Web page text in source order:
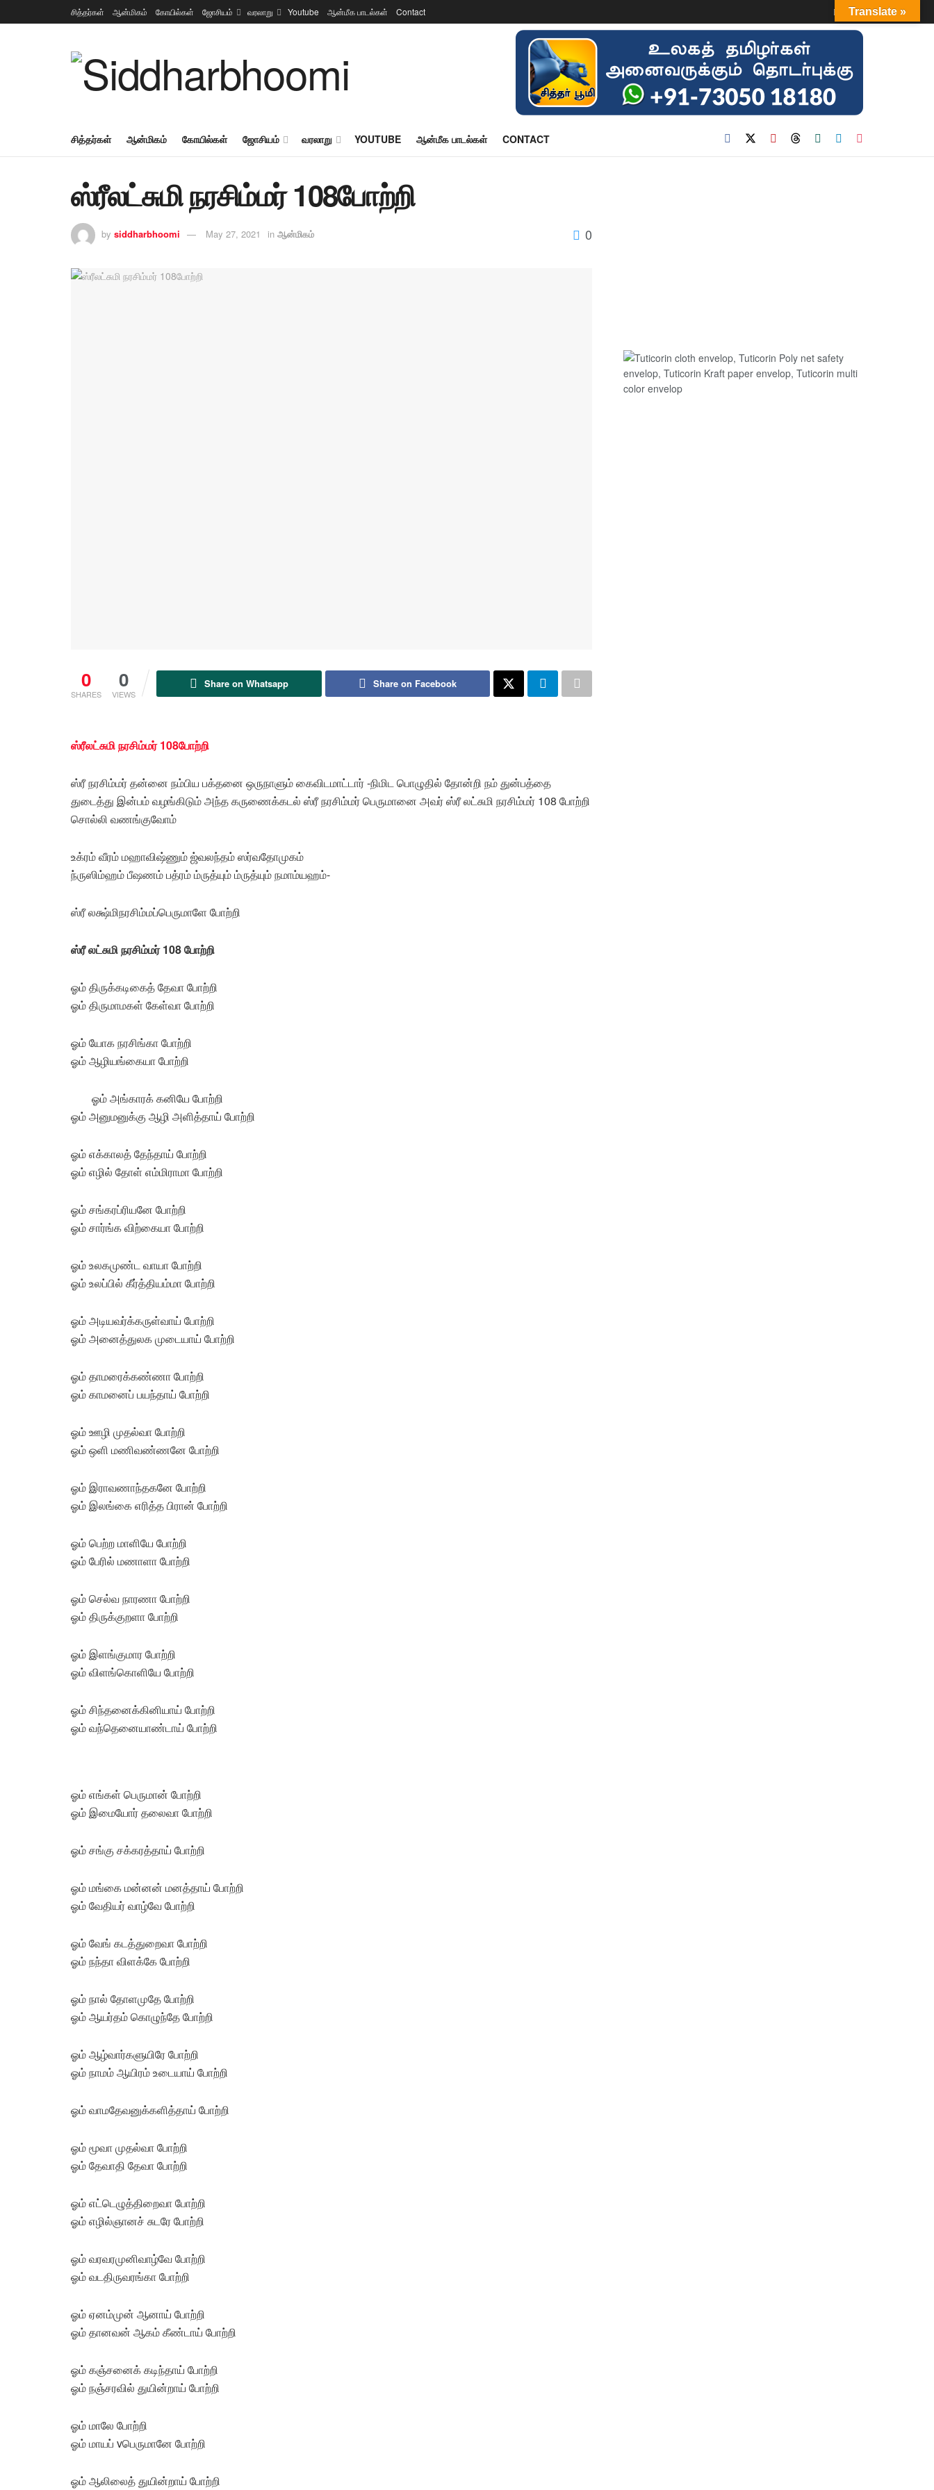
சித்தர்கள் ஆன்மிகம் கோயில்கள் ஜோசியம் வரலாறு Youtube ஆன்மீக பாடல்கள் Contact Login
சித்தர்கள் ஆன்மிகம் கோயில்கள் ஜோசியம் வரலாறு YOUTUBE ஆன்மீக பாடல்கள் CONTACT
ஸ்ரீலட்சுமி நரசிம்மர் 108போற்றி
by siddharbhoomi May 27, 2021 in ஆன்மிகம் 0
0
SHARES
0
VIEWS
Share on Whatsapp Share on Facebook
ஸ்ரீலட்சுமி நரசிம்மர் 108போற்றி
ஸ்ரீ நரசிம்மர் தன்னை நம்பிய பக்தனை ஒருநாளும் கைவிடமாட்டார் -நிமிட பொழுதில் தோன்றி நம் துன்பத்தை
துடைத்து இன்பம் வழங்கிடும் அந்த கருணைக்கடல் ஸ்ரீ நரசிம்மர் பெருமானை அவர் ஸ்ரீ லட்சுமி நரசிம்மர் 108 போற்றி
சொல்லி வணங்குவோம்
உக்ரம் வீரம் மஹாவிஷ்ணும் ஜ்வலந்தம் ஸர்வதோமுகம்
ந்ருஸிம்ஹம் பீஷணம் பத்ரம் ம்ருத்யும் ம்ருத்யும் நமாம்யஹம்-
ஸ்ரீ லக்ஷ்மிநரசிம்மப்பெருமாளே போற்றி
ஸ்ரீ லட்சுமி நரசிம்மர் 108 போற்றி
ஓம் திருக்கடிகைத் தேவா போற்றி
ஓம் திருமாமகள் கேள்வா போற்றி
ஓம் யோக நரசிங்கா போற்றி
ஓம் ஆழியங்கையா போற்றி
ஓம் அங்காரக் கனியே போற்றி
ஓம் அனுமனுக்கு ஆழி அளித்தாய் போற்றி
ஓம் எக்காலத் தேந்தாய் போற்றி
ஓம் எழில் தோள் எம்மிராமா போற்றி
ஓம் சங்கரப்ரியனே போற்றி
ஓம் சார்ங்க விற்கையா போற்றி
ஓம் உலகமுண்ட வாயா போற்றி
ஓம் உலப்பில் கீர்த்தியம்மா போற்றி
ஓம் அடியவர்க்கருள்வாய் போற்றி
ஓம் அனைத்துலக முடையாய் போற்றி
ஓம் தாமரைக்கண்ணா போற்றி
ஓம் காமனைப் பயந்தாய் போற்றி
ஓம் ஊழி முதல்வா போற்றி
ஓம் ஒளி மணிவண்ணனே போற்றி
ஓம் இராவணாந்தகனே போற்றி
ஓம் இலங்கை எரித்த பிரான் போற்றி
ஓம் பெற்ற மாளியே போற்றி
ஓம் பேரில் மணாளா போற்றி
ஓம் செல்வ நாரணா போற்றி
ஓம் திருக்குறளா போற்றி
ஓம் இளங்குமார போற்றி
ஓம் விளங்கொளியே போற்றி
ஓம் சிந்தனைக்கினியாய் போற்றி
ஓம் வந்தெனையாண்டாய் போற்றி
ஓம் எங்கள் பெருமான் போற்றி
ஓம் இமையோர் தலைவா போற்றி
ஓம் சங்கு சக்கரத்தாய் போற்றி
ஓம் மங்கை மன்னன் மனத்தாய் போற்றி
ஓம் வேதியர் வாழ்வே போற்றி
ஓம் வேங் கடத்துறைவா போற்றி
ஓம் நந்தா விளக்கே போற்றி
ஓம் நால் தோளமுதே போற்றி
ஓம் ஆயர்தம் கொழுந்தே போற்றி
ஓம் ஆழ்வார்களுயிரே போற்றி
ஓம் நாமம் ஆயிரம் உடையாய் போற்றி
ஓம் வாமதேவனுக்களித்தாய் போற்றி
ஓம் மூவா முதல்வா போற்றி
ஓம் தேவாதி தேவா போற்றி
ஓம் எட்டெழுத்திறைவா போற்றி
ஓம் எழில்ஞானச் சுடரே போற்றி
ஓம் வரவரமுனிவாழ்வே போற்றி
ஓம் வடதிருவரங்கா போற்றி
ஓம் ஏனம்முன் ஆனாய் போற்றி
ஓம் தானவன் ஆகம் கீண்டாய் போற்றி
ஓம் கஞ்சனைக் கடிந்தாய் போற்றி
ஓம் நஞ்சரவில் துயின்றாய் போற்றி
ஓம் மாலே போற்றி
ஓம் மாயப் vபெருமானே போற்றி
ஓம் ஆலிலைத் துயின்றாய் போற்றி
Translate »